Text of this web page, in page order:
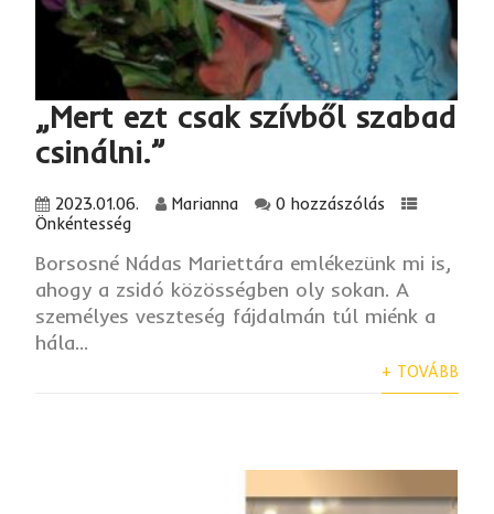
„Mert ezt csak szívből szabad
csinálni.”
2023.01.06. Marianna
0 hozzászólás
Önkéntesség
Borsosné Nádas Mariettára emlékezünk mi is,
ahogy a zsidó közösségben oly sokan. A
személyes veszteség fájdalmán túl miénk a
hála...
+ TOVÁBB